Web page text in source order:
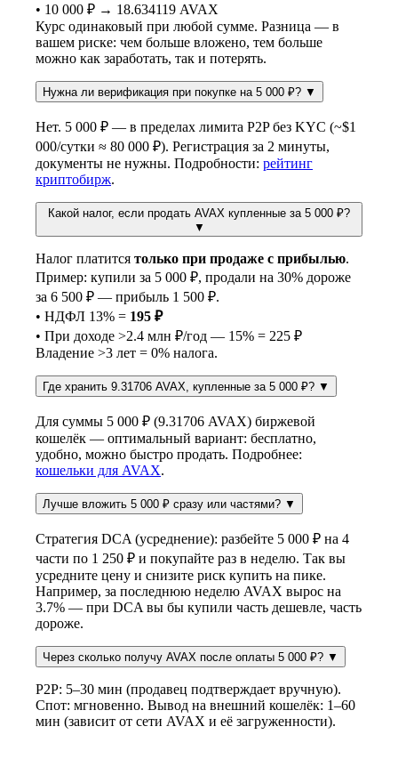
• 10 000 ₽ → 18.634119 AVAX
Курс одинаковый при любой сумме. Разница — в
вашем риске: чем больше вложено, тем больше
можно как заработать, так и потерять.
Нужна ли верификация при покупке на 5 000 ₽? ▼
Нет. 5 000 ₽ — в пределах лимита P2P без KYC (~$1
000/сутки ≈ 80 000 ₽). Регистрация за 2 минуты,
документы не нужны. Подробности: рейтинг
криптобирж.
Какой налог, если продать AVAX купленные за 5 000 ₽?
▼
Налог платится только при продаже с прибылью.
Пример: купили за 5 000 ₽, продали на 30% дороже
за 6 500 ₽ — прибыль 1 500 ₽.
• НДФЛ 13% = 195 ₽
• При доходе >2.4 млн ₽/год — 15% = 225 ₽
Владение >3 лет = 0% налога.
Где хранить 9.31706 AVAX, купленные за 5 000 ₽? ▼
Для суммы 5 000 ₽ (9.31706 AVAX) биржевой
кошелёк — оптимальный вариант: бесплатно,
удобно, можно быстро продать. Подробнее:
кошельки для AVAX.
Лучше вложить 5 000 ₽ сразу или частями? ▼
Стратегия DCA (усреднение): разбейте 5 000 ₽ на 4
части по 1 250 ₽ и покупайте раз в неделю. Так вы
усредните цену и снизите риск купить на пике.
Например, за последнюю неделю AVAX вырос на
3.7% — при DCA вы бы купили часть дешевле, часть
дороже.
Через сколько получу AVAX после оплаты 5 000 ₽? ▼
P2P: 5–30 мин (продавец подтверждает вручную).
Спот: мгновенно. Вывод на внешний кошелёк: 1–60
мин (зависит от сети AVAX и её загруженности).